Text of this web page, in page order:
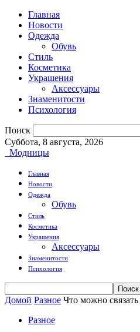
Главная
Новости
Одежда
Обувь
Стиль
Косметика
Украшения
Аксессуары
Знаменитости
Психология
Поиск
Суббота, 8 августа, 2026
Модницы
Главная
Новости
Одежда
Обувь
Стиль
Косметика
Украшения
Аксессуары
Знаменитости
Психология
Домой Разное Что можно
Разное